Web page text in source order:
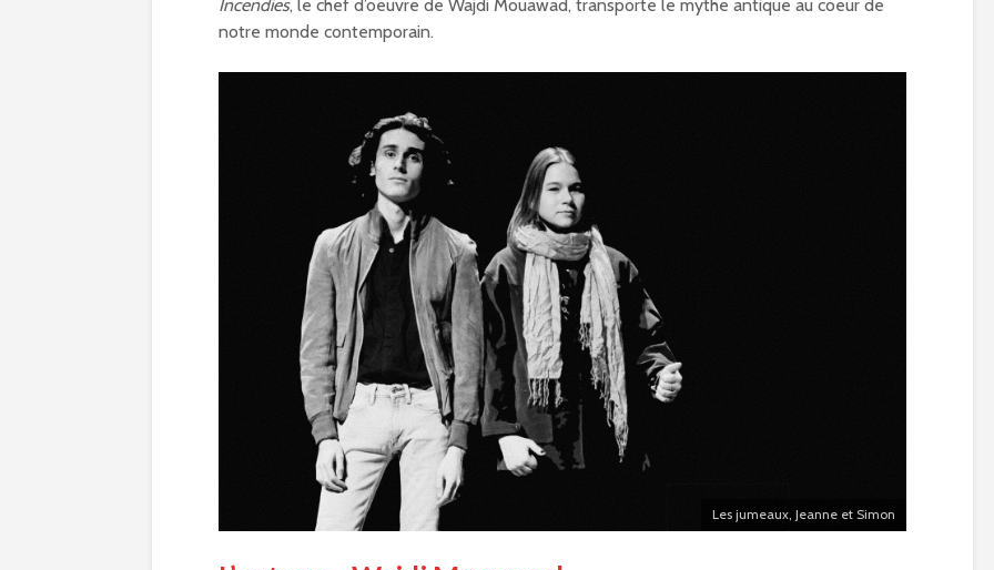
Incendies, le chef d’oeuvre de Wajdi Mouawad, transporte le mythe antique au coeur de
notre monde contemporain.
Les jumeaux, Jeanne et Simon